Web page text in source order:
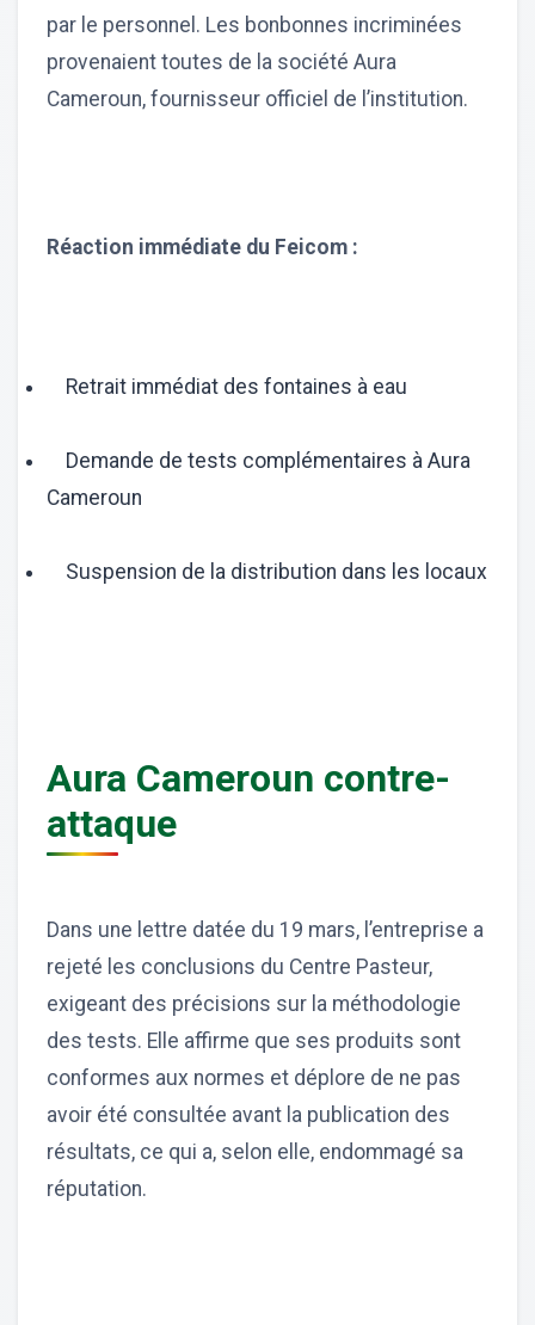
par le personnel. Les bonbonnes incriminées
provenaient toutes de la société Aura
Cameroun, fournisseur officiel de l’institution.
Réaction immédiate du Feicom :
Retrait immédiat des fontaines à eau
Demande de tests complémentaires à Aura
Cameroun
Suspension de la distribution dans les locaux
Aura Cameroun contre-
attaque
Dans une lettre datée du 19 mars, l’entreprise a
rejeté les conclusions du Centre Pasteur,
exigeant des précisions sur la méthodologie
des tests. Elle affirme que ses produits sont
conformes aux normes et déplore de ne pas
avoir été consultée avant la publication des
résultats, ce qui a, selon elle, endommagé sa
réputation.